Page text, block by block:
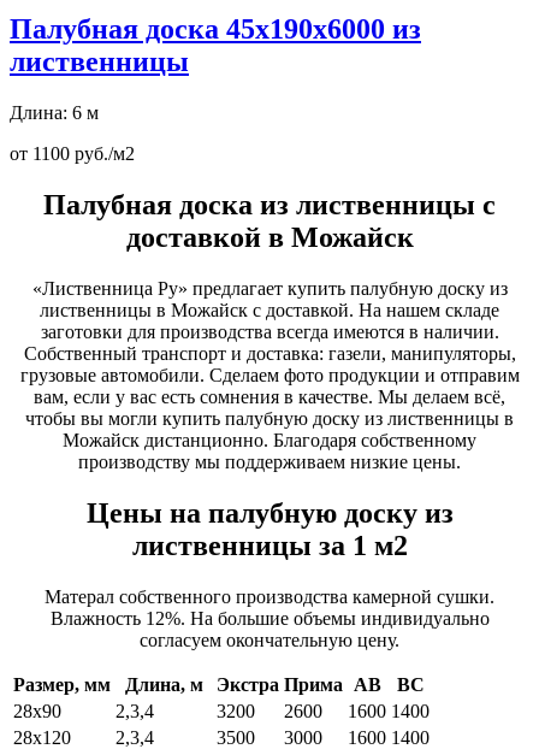
Палубная доска 45х190х6000 из
лиственницы
Длина: 6 м
от 1100 руб./м2
Палубная доска из лиственницы с
доставкой в Можайск
«Лиственница Ру» предлагает купить палубную доску из
лиственницы в Можайск с доставкой. На нашем складе
заготовки для производства всегда имеются в наличии.
Собственный транспорт и доставка: газели, манипуляторы,
грузовые автомобили. Сделаем фото продукции и отправим
вам, если у вас есть сомнения в качестве. Мы делаем всё,
чтобы вы могли купить палубную доску из лиственницы в
Можайск дистанционно. Благодаря собственному
производству мы поддерживаем низкие цены.
Цены на палубную доску из
лиственницы за 1 м2
Матерал собственного производства камерной сушки.
Влажность 12%. На большие объемы индивидуально
согласуем окончательную цену.
Размер, мм Длина, м Экстра Прима АВ
ВС
28х90
2,3,4 3200 2600 1600 1400
28х120
2,3,4 3500 3000 1600 1400